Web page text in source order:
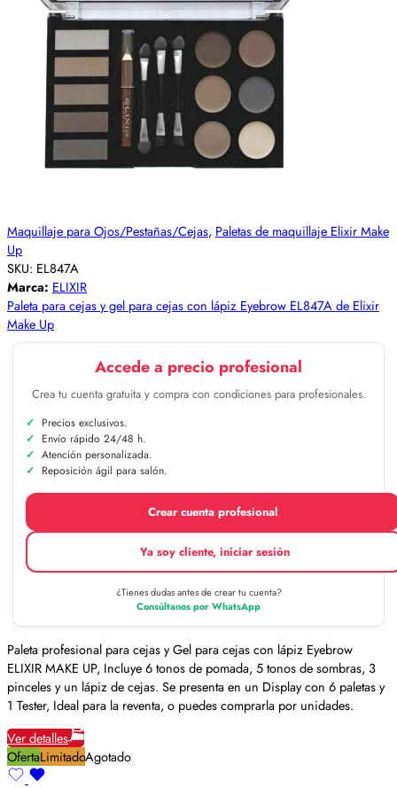
Maquillaje para Ojos/Pestañas/Cejas, Paletas de maquillaje Elixir Make
Up
SKU: EL847A
Marca: ELIXIR
Paleta para cejas y gel para cejas con lápiz Eyebrow EL847A de Elixir
Make Up
Accede a precio profesional
Crea tu cuenta gratuita y compra con condiciones para profesionales.
Precios exclusivos.
Envío rápido 24/48 h.
Atención personalizada.
Reposición ágil para salón.
Crear cuenta profesional
Ya soy cliente, iniciar sesión
¿Tienes dudas antes de crear tu cuenta?
Consúltanos por WhatsApp
Paleta profesional para cejas y Gel para cejas con lápiz Eyebrow
ELIXIR MAKE UP, Incluye 6 tonos de pomada, 5 tonos de sombras, 3
pinceles y un lápiz de cejas. Se presenta en un Display con 6 paletas y
1 Tester, Ideal para la reventa, o puedes comprarla por unidades.
Ver detalles
OfertaLimitadoAgotado